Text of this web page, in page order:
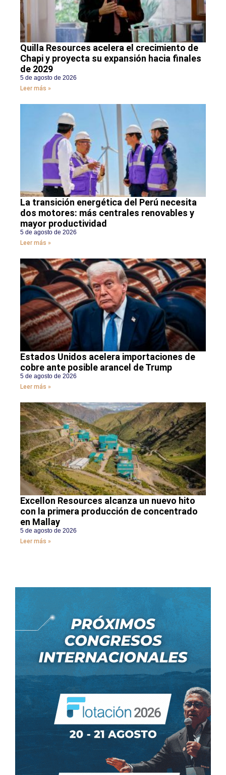
Quilla Resources acelera el crecimiento de
Chapi y proyecta su expansión hacia finales
de 2029
5 de agosto de 2026
Leer más »
La transición energética del Perú necesita
dos motores: más centrales renovables y
mayor productividad
5 de agosto de 2026
Leer más »
Estados Unidos acelera importaciones de
cobre ante posible arancel de Trump
5 de agosto de 2026
Leer más »
Excellon Resources alcanza un nuevo hito
con la primera producción de concentrado
en Mallay
5 de agosto de 2026
Leer más »